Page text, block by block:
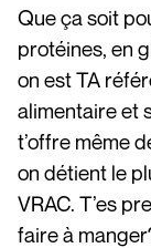
Que ça soit
protéines, en
on est TA
alimentaire et
t’offre même
on détient le
VRAC. T’es
faire à